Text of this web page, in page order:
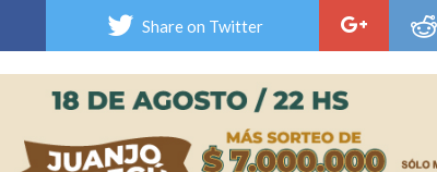
Share on Twitter